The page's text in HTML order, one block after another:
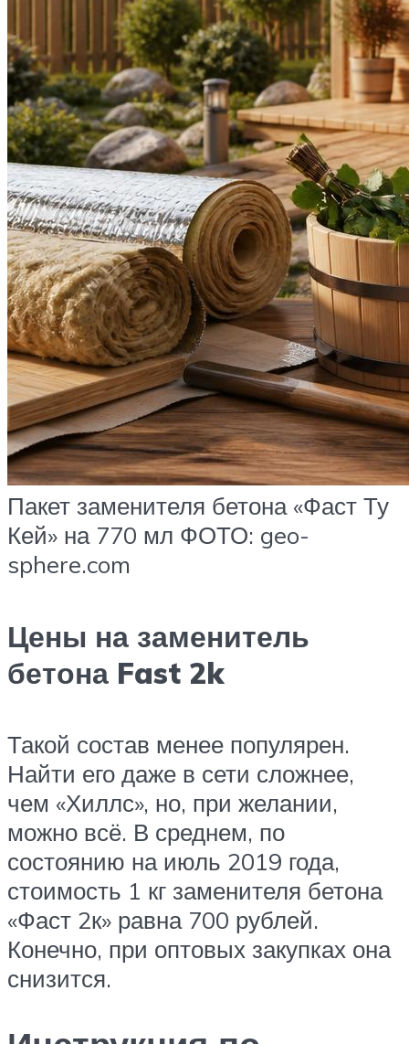
Пакет заменителя бетона «Фаст Ту
Кей» на 770 мл ФОТО: geo-
sphere.com
Цены на заменитель
бетона Fast 2k
Такой состав менее популярен.
Найти его даже в сети сложнее,
чем «Хиллс», но, при желании,
можно всё. В среднем, по
состоянию на июль 2019 года,
стоимость 1 кг заменителя бетона
«Фаст 2к» равна 700 рублей.
Конечно, при оптовых закупках она
снизится.